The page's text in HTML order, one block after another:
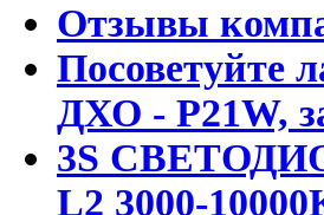
Отзывы
Посоветуйте
ДХО - P21W,
3S
L2 3000-